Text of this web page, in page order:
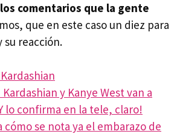
comentarios que la gente
que en este caso un diez para
su reacción.
Kardashian y Kanye West van a
lo confirma en la tele, claro!
cómo se nota ya el embarazo de